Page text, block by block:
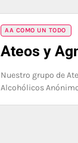
AA COMO UN TODO
Ateos y
Nuestro grupo de
Alcohólicos